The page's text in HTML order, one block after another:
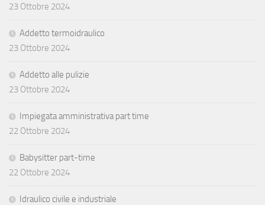
23 Ottobre 2024
Addetto termoidraulico
23 Ottobre 2024
Addetto alle pulizie
23 Ottobre 2024
Impiegata amministrativa part time
22 Ottobre 2024
Babysitter part-time
22 Ottobre 2024
Idraulico civile e industriale